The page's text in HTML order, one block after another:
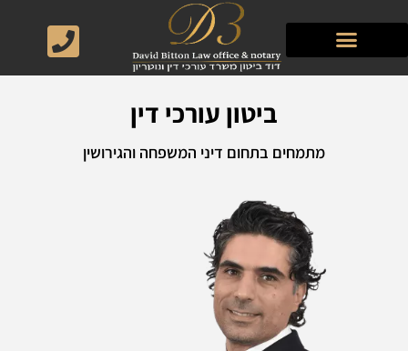
ביטון עורכי דין
מתמחים בתחום דיני המשפחה והגירושין